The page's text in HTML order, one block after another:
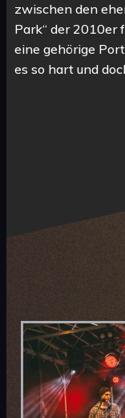
zwischen den
Park“ der 2010er
eine gehörige
es so hart und